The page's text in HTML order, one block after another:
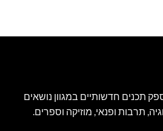
תכנים חדשותיים במגוון נושאים
תרבות ופנאי, מוזיקה וספרים.